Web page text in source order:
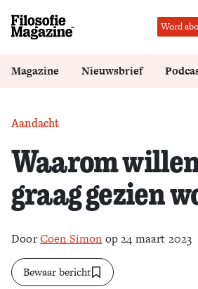
Word
Magazine Nieuwsbrief
Aandacht
Waarom
graag gezien
DoorCoen Simon op 24 maart 2023
Bewaar bericht